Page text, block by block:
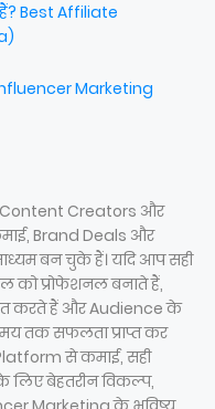
Best Affiliate
Marketing
Creators और
Brand Deals और
बन चुके हैं। यदि आप सही
को प्रोफेशनल बनाते हैं,
करते हैं और Audience के
तक सफलता प्राप्त कर
से कमाई, सही
लिए बेहतरीन विकल्प,